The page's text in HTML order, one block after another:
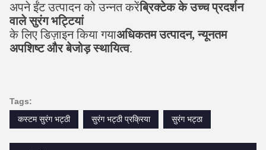
अपने ईंट उत्पादन को उन्नत करेंब्रिक्टेक के उच्च प्रदर्शन
वाले सुरंग भट्टियां
के लिए डिज़ाइन किया गयाअधिकतम उत्पादन, न्यूनतम
अपशिष्ट और बेजोड़ स्थायित्व.
Tags:
कस्टम सुरंग भट्ठी
सुरंग भट्ठी प्रक्रिया सुरंग भट्ठा